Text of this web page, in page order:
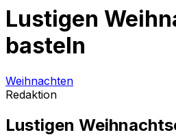
Lustigen
basteln
Weihnachten
Redaktion
Lustigen